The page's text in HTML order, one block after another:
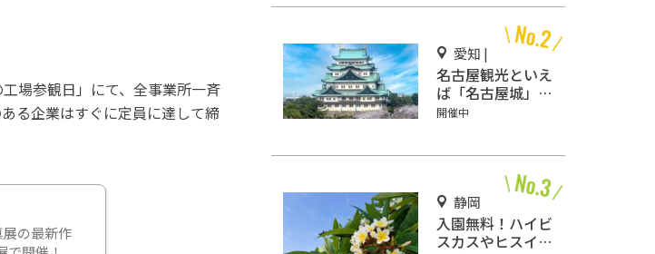
場参観日」にて、全事業所一斉
る企業はすぐに定員に達して締
の最新作
愛知 |
名古屋観光といえ
ば「名古屋城」！
2匹の金鯱を見に
開催中
静岡
入園無料！ハイビ
スカスやヒスイカ